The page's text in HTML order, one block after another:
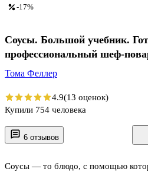
6 отзывов
Соусы — то блюдо, с помощью
-17%
Соусы. Большой учебник.
профессиональный шеф-
Тома Феллер
4.9(13 оценок)
Купили 754 человека